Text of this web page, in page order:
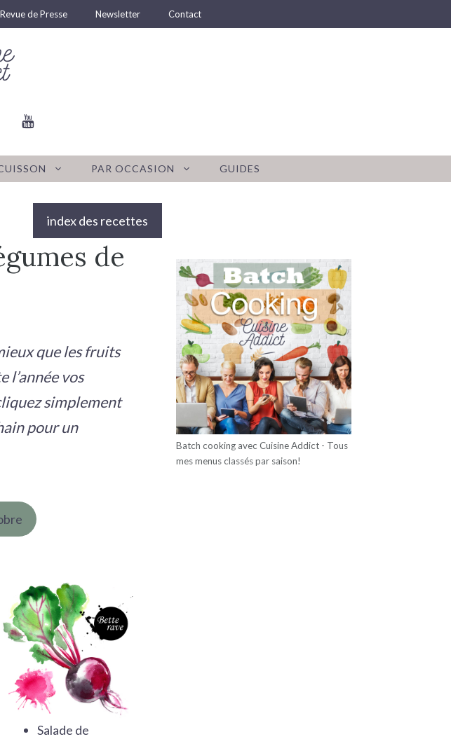
Revue de Presse Newsletter Contact
PAR OCCASION GUIDES
index des recettes
de
que les fruits
l’année vos
simplement
pour un
Salade de
Batch cooking avec Cuisine Addict - Tous
mes menus classés par saison!